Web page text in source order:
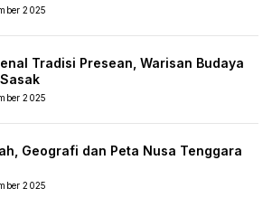
2025
Tradisi Presean, Warisan Budaya
2025
Geografi dan Peta Nusa Tenggara
2025